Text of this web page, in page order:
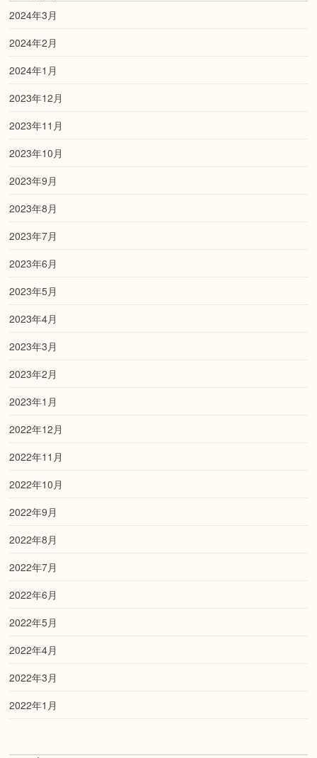
2024年3月
2024年2月
2024年1月
2023年12月
2023年11月
2023年10月
2023年9月
2023年8月
2023年7月
2023年6月
2023年5月
2023年4月
2023年3月
2023年2月
2023年1月
2022年12月
2022年11月
2022年10月
2022年9月
2022年8月
2022年7月
2022年6月
2022年5月
2022年4月
2022年3月
2022年1月